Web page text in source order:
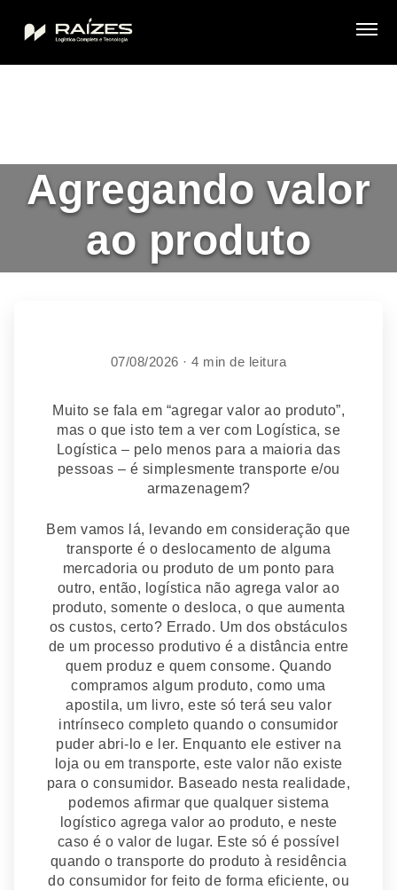
Agregando valor
ao produto
07/08/2026 · 4 min de leitura
Muito se fala em “agregar valor ao produto”,
mas o que isto tem a ver com Logística, se
Logística – pelo menos para a maioria das
pessoas – é simplesmente transporte e/ou
armazenagem?
Bem vamos lá, levando em consideração que
transporte é o deslocamento de alguma
mercadoria ou produto de um ponto para
outro, então, logística não agrega valor ao
produto, somente o desloca, o que aumenta
os custos, certo? Errado. Um dos obstáculos
de um processo produtivo é a distância entre
quem produz e quem consome. Quando
compramos algum produto, como uma
apostila, um livro, este só terá seu valor
intrínseco completo quando o consumidor
puder abri-lo e ler. Enquanto ele estiver na
loja ou em transporte, este valor não existe
para o consumidor. Baseado nesta realidade,
podemos afirmar que qualquer sistema
logístico agrega valor ao produto, e neste
caso é o valor de lugar. Este só é possível
quando o transporte do produto à residência
do consumidor for feito de forma eficiente, ou